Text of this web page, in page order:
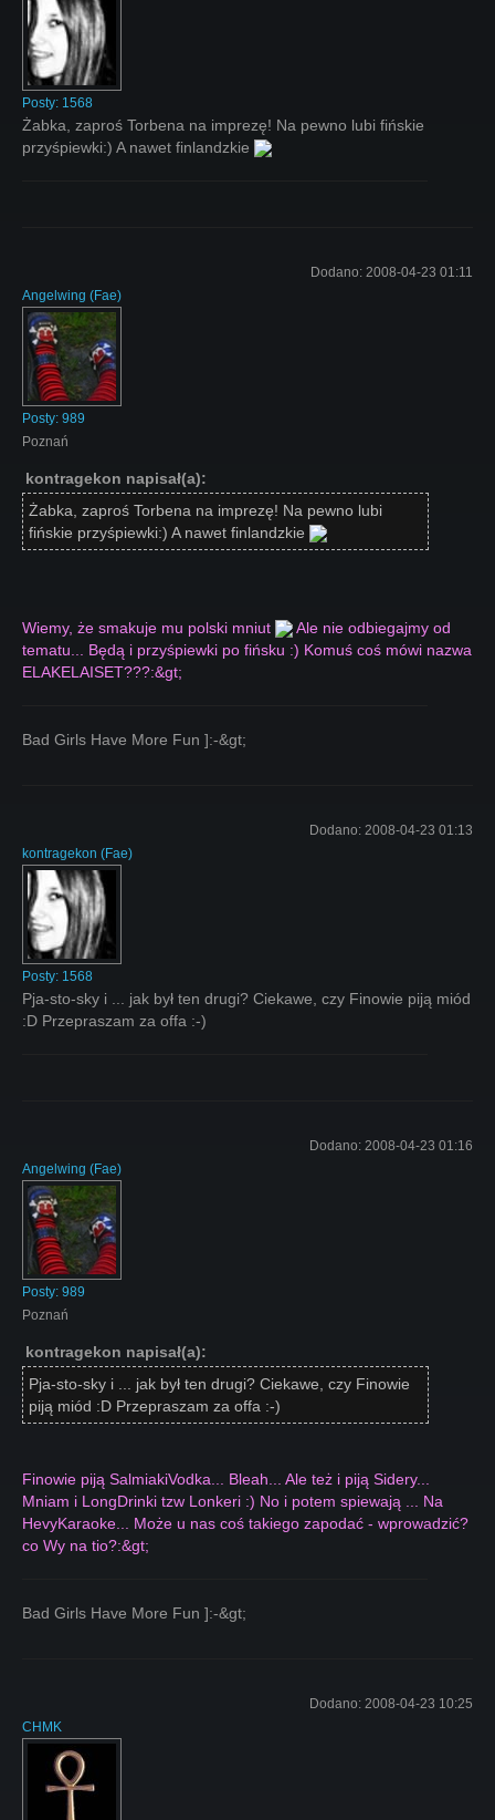
Posty: 1568
Żabka, zaproś Torbena na imprezę! Na pewno lubi fińskie
przyśpiewki:) A nawet finlandzkie
Dodano: 2008-04-23 01:11
Angelwing (Fae)
Posty: 989
Poznań
kontragekon napisał(a):
Żabka, zaproś Torbena na imprezę! Na pewno lubi
fińskie przyśpiewki:) A nawet finlandzkie
Wiemy, że smakuje mu polski mniut
Ale nie odbiegajmy od
tematu... Będą i przyśpiewki po fińsku :) Komuś coś mówi nazwa
ELAKELAISET???:&gt;
Bad Girls Have More Fun ]:-&gt;
Dodano: 2008-04-23 01:13
kontragekon (Fae)
Posty: 1568
Pja-sto-sky i ... jak był ten drugi? Ciekawe, czy Finowie piją miód
:D Przepraszam za offa :-)
Dodano: 2008-04-23 01:16
Angelwing (Fae)
Posty: 989
Poznań
kontragekon napisał(a):
Pja-sto-sky i ... jak był ten drugi? Ciekawe, czy Finowie
piją miód :D Przepraszam za offa :-)
Finowie piją SalmiakiVodka... Bleah... Ale też i piją Sidery...
Mniam i LongDrinki tzw Lonkeri :) No i potem spiewają ... Na
HevyKaraoke... Może u nas coś takiego zapodać - wprowadzić?
co Wy na tio?:&gt;
Bad Girls Have More Fun ]:-&gt;
Dodano: 2008-04-23 10:25
CHMK